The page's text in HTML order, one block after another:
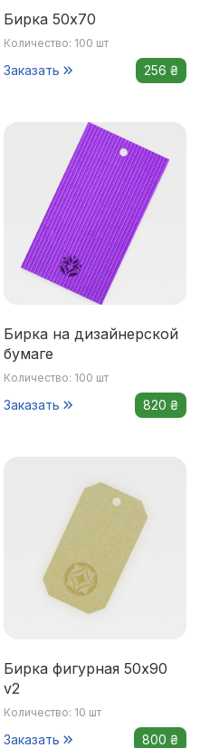
Бирка 50х70
Количество: 100 шт
Заказать 256 ₴
Бирка на дизайнерской
бумаге
Количество: 100 шт
Заказать 820 ₴
Бирка фигурная 50x90
v2
Количество: 10 шт
Заказать 800 ₴